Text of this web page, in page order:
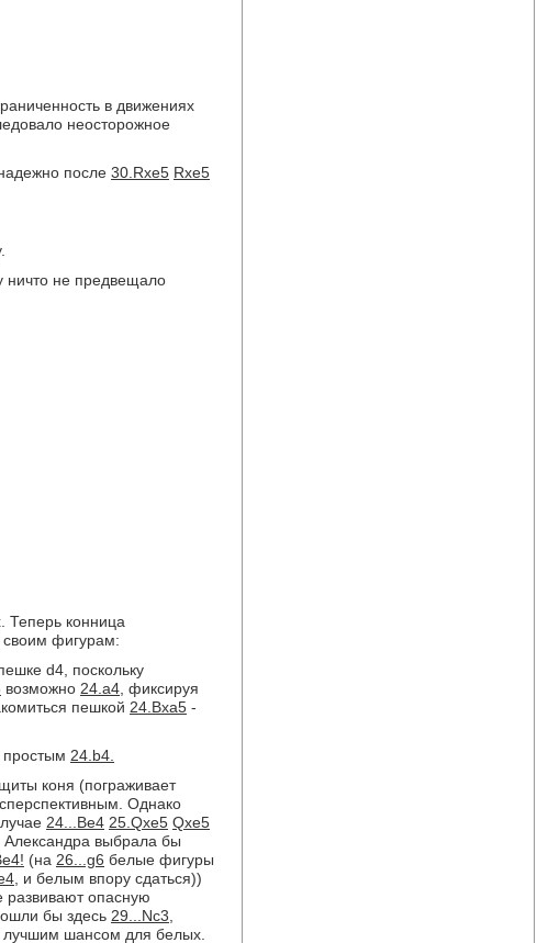
в движениях
неосторожное
после 30.Rxe5 Rxe5
ничто не предвещало
Теперь конница
своим фигурам:
d4, поскольку
возможно 24.a4, фиксируя
пешкой 24.Bxa5 -
простым 24.b4.
коня (пограживает
Однако
24...Be4 25.Qxe5 Qxe5
выбрала бы
(на 26...g6 белые фигуры
и белым впору сдаться))
развивают опасную
бы здесь 29...Nc3,
лучшим шансом для белых.